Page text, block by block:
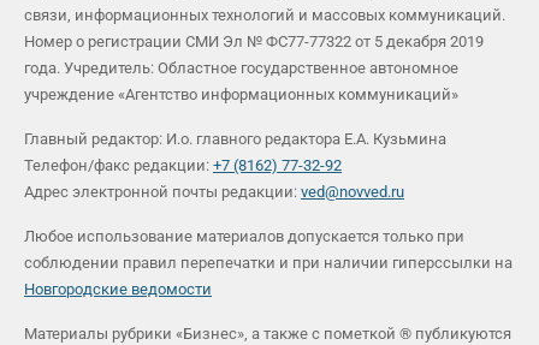
связи, информационных технологий и массовых коммуникаций.
Номер о регистрации СМИ Эл № ФС77-77322 от 5 декабря 2019
года. Учредитель: Областное государственное автономное
учреждение «Агентство информационных коммуникаций»
Главный редактор: И.о. главного редактора Е.А. Кузьмина
Телефон/факс редакции: +7 (8162) 77-32-92
Адрес электронной почты редакции: ved@novved.ru
Любое использование материалов допускается только при
соблюдении правил перепечатки и при наличии гиперссылки на
Новгородские ведомости
Материалы рубрики «Бизнес», а также с пометкой ® публикуются